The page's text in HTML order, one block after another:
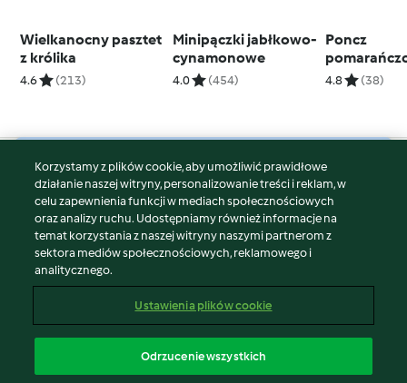
Wielkanocny pasztet
z królika
4.6 (213)
Minipączki jabłkowo-
cynamonowe
4.0 (454)
Poncz
4.8 (38)
© Copyright 2026
Warunki korzystania
Polityka prywatności
Disclaimer
Znak wydawcy
Zgłoś treść
Oświadczenie o dostępności
Korzystamy z plików cookie, aby umożliwić prawidłowe
działanie naszej witryny, personalizowanie treści i reklam, w
celu zapewnienia funkcji w mediach społecznościowych
oraz analizy ruchu. Udostępniamy również informacje na
temat korzystania z naszej witryny naszymi partnerom z
sektora mediów społecznościowych, reklamowego i
analitycznego.
Ustawienia plików cookie
Odrzucenie wszystkich